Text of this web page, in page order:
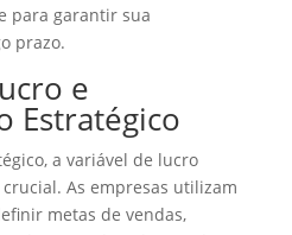
para garantir sua
prazo.
e
Estratégico
a variável de lucro
As empresas utilizam
metas de vendas,